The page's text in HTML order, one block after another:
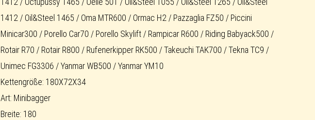
1412 / Oil&Steel 1465 / Oma MTR600 / Ormac H2 / Pazzaglia FZ50 / Piccini
Minicar300 / Porello Car70 / Porello Skylift / Rampicar R600 / Riding Babyack500 /
Rotair R70 / Rotair R800 / Rufenerkipper RK500 / Takeuchi TAK700 / Tekna TC9 /
Unimec FG3306 / Yanmar WB500 / Yanmar YM10
Kettengröße: 180X72X34
Art: Minibagger
Breite: 180